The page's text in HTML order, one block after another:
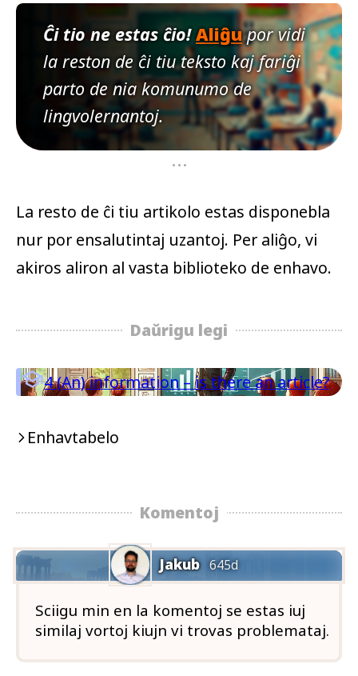
Ĉi tio ne estas ĉio! Aliĝupor vidi
la reston de ĉi tiu teksto kaj fariĝi
parto de nia komunumo de
lingvolernantoj.
...
La resto de ĉi tiu artikolo estas disponebla
nur por ensalutintaj uzantoj. Per aliĝo, vi
akiros aliron al vasta biblioteko de enhavo.
Daŭrigu legi
4(An) information – is there an article?
Enhavtabelo
Komentoj
Jakub 645d
Sciigu min en la komentoj se estas iuj
similaj vortoj kiujn vi trovas problemataj.